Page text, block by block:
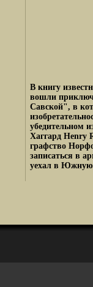
В книгу
вошли
Савской", в
убедительном
Хаггард Henry
графство
записаться в
уехал в Южную